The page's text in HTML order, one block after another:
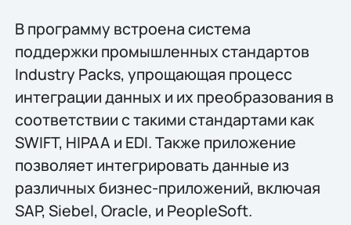
В программу встроена система
поддержки промышленных стандартов
Industry Packs, упрощающая процесс
интеграции данных и их преобразования в
соответствии с такими стандартами как
SWIFT, HIPAA и EDI. Также приложение
позволяет интегрировать данные из
различных бизнес-приложений, включая
SAP, Siebel, Oracle, и PeopleSoft.